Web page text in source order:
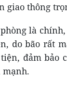
giao thông
là
do bão rất
đảm bảo
mạnh.